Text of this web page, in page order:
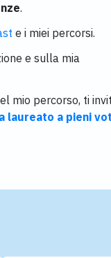
.
e i miei percorsi.
e sulla mia
mio percorso, ti
laureato a pieni